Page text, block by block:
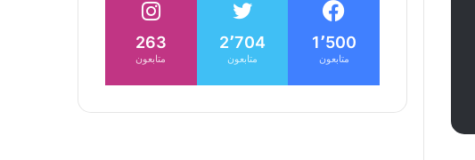
1٬500
متابعون
2٬704
متابعون
263
متابعون